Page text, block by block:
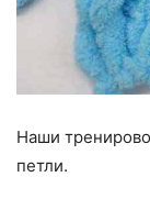
Наши
петли.